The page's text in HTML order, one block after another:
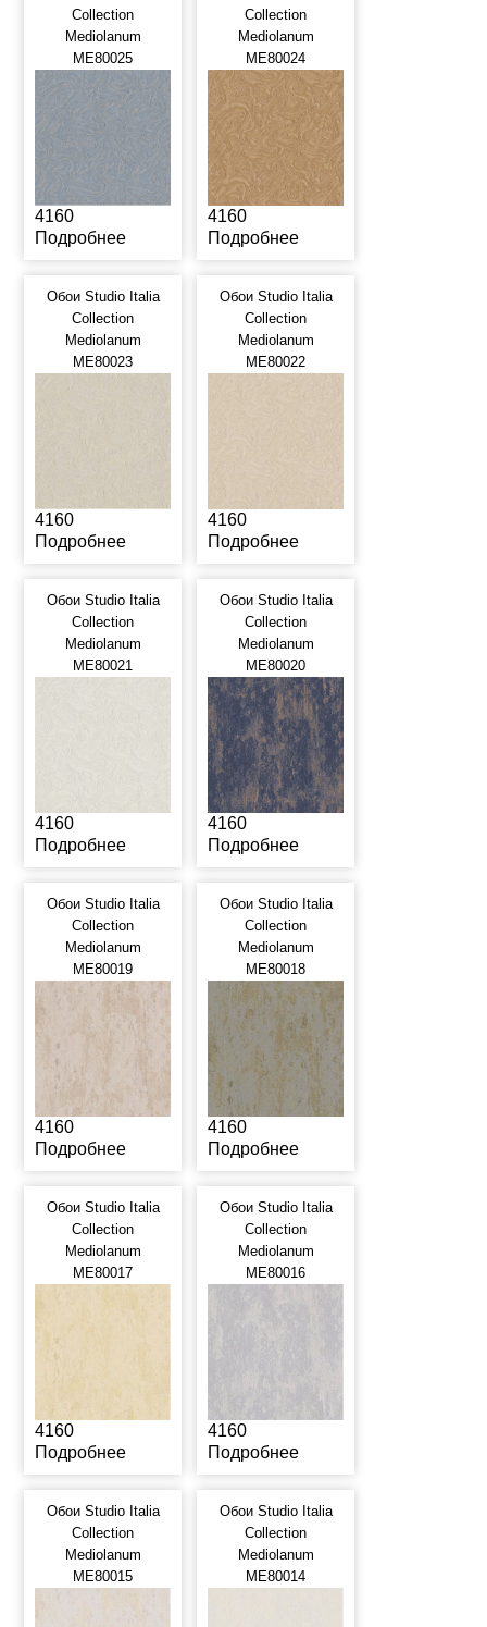
Collection
Mediolanum
ME80025
4160
Подробнее
Collection
Mediolanum
ME80024
4160
Подробнее
Обои Studio Italia
Collection
Mediolanum
ME80023
4160
Подробнее
Обои Studio Italia
Collection
Mediolanum
ME80022
4160
Подробнее
Обои Studio Italia
Collection
Mediolanum
ME80021
4160
Подробнее
Обои Studio Italia
Collection
Mediolanum
ME80020
4160
Подробнее
Обои Studio Italia
Collection
Mediolanum
ME80019
4160
Подробнее
Обои Studio Italia
Collection
Mediolanum
ME80018
4160
Подробнее
Обои Studio Italia
Collection
Mediolanum
ME80017
4160
Подробнее
Обои Studio Italia
Collection
Mediolanum
ME80016
4160
Подробнее
Обои Studio Italia
Collection
Mediolanum
ME80015
Обои Studio Italia
Collection
Mediolanum
ME80014